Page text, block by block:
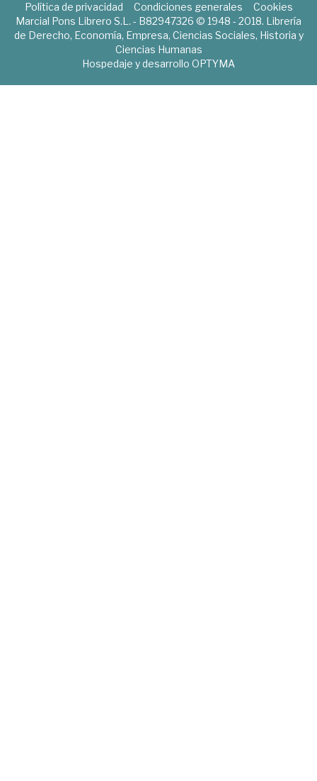
Política de privacidad Condiciones generales
Cookies
Marcial Pons Librero S.L. - B82947326 © 1948 - 2018. Librería
de Derecho, Economía, Empresa, Ciencias Sociales, Historia y
Ciencias Humanas
Hospedaje y desarrollo OPTYMA